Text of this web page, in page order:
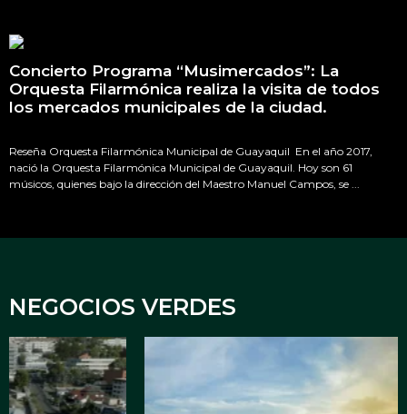
Concierto Programa “Musimercados”: La
Orquesta Filarmónica realiza la visita de todos
los mercados municipales de la ciudad.
Reseña Orquesta Filarmónica Municipal de Guayaquil En el año 2017,
nació la Orquesta Filarmónica Municipal de Guayaquil. Hoy son 61
músicos, quienes bajo la dirección del Maestro Manuel Campos, se ...
NEGOCIOS VERDES